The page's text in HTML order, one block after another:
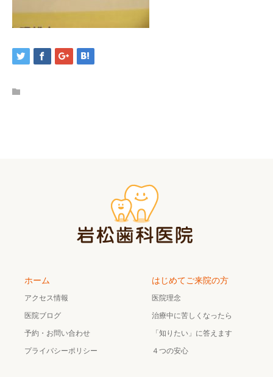
ホーム
アクセス情報
医院ブログ
予約・お問い合わせ
プライバシーポリシー
はじめてご来院の方
医院理念
治療中に苦しくなったら
「知りたい」に答えます
４つの安心